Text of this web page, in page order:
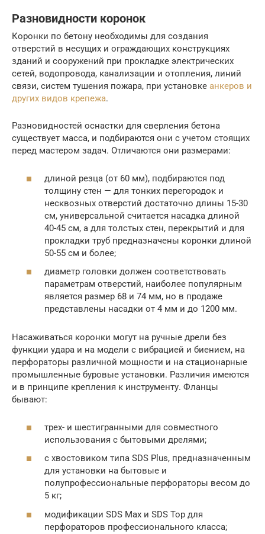
Разновидности коронок
Коронки по бетону необходимы для создания
отверстий в несущих и ограждающих конструкциях
зданий и сооружений при прокладке электрических
сетей, водопровода, канализации и отопления, линий
связи, систем тушения пожара, при установке анкеров и
других видов крепежа.
Разновидностей оснастки для сверления бетона
существует масса, и подбираются они с учетом стоящих
перед мастером задач. Отличаются они размерами:
длиной резца (от 60 мм), подбираются под
толщину стен — для тонких перегородок и
несквозных отверстий достаточно длины 15-30
см, универсальной считается насадка длиной
40-45 см, а для толстых стен, перекрытий и для
прокладки труб предназначены коронки длиной
50-55 см и более;
диаметр головки должен соответствовать
параметрам отверстий, наиболее популярным
является размер 68 и 74 мм, но в продаже
представлены насадки от 4 мм и до 1200 мм.
Насаживаться коронки могут на ручные дрели без
функции удара и на модели с вибрацией и биением, на
перфораторы различной мощности и на стационарные
промышленные буровые установки. Различия имеются
и в принципе крепления к инструменту. Фланцы
бывают:
трех- и шестигранными для совместного
использования с бытовыми дрелями;
с хвостовиком типа SDS Plus, предназначенным
для установки на бытовые и
полупрофессиональные перфораторы весом до
5 кг;
модификации SDS Max и SDS Top для
перфораторов профессионального класса;